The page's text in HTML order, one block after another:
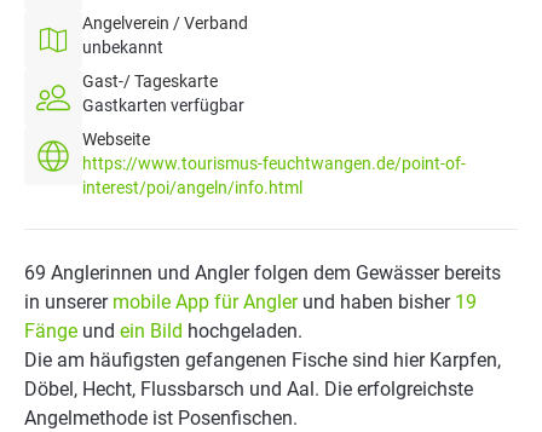
Angelverein / Verband
unbekannt
Gast-/ Tageskarte
Gastkarten verfügbar
Webseite
https://www.tourismus-feuchtwangen.de/point-of-
interest/poi/angeln/info.html
69 Anglerinnen und Angler folgen dem Gewässer bereits
in unserer mobile App für Anglerund haben bisher 19
Fänge und ein Bild hochgeladen.
Die am häufigsten gefangenen Fische sind hier Karpfen,
Döbel, Hecht, Flussbarsch und Aal. Die erfolgreichste
Angelmethode ist Posenfischen.